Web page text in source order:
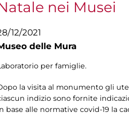
nei Musei
12/2021
delle Mura
per famiglie.
la visita al monumento gli
indizio sono fornite
base alle normative covid-19 la